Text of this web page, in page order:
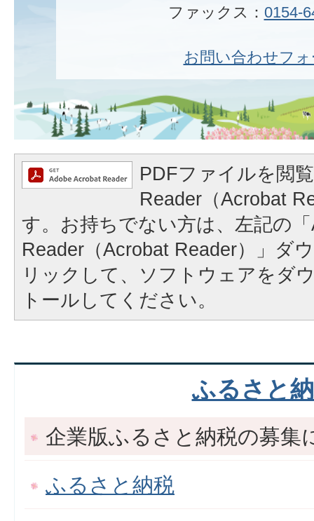
ファックス： 0154-
お問い合わせフ
PDFファイルを閲
Reader（Acrobat
す。お持ちでない方は、左記の
Reader（Acrobat Reader）」ダ
リックして、ソフトウェアをダ
トールしてください。
ふるさと
企業版ふるさと納税の募集
ふるさと納税